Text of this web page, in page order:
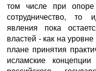
том числе при
сотрудничество, то
явления пока
властей - как на
плане принятия
исламские